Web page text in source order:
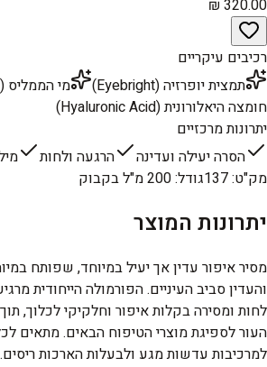
רכיבים עיקריים
תמצית יופרזיה (Eyebright)
מי הממליס (Witch Hazel)
חומצה היאלורונית (Hyaluronic Acid)
יתרונות מרכזיים
הסרה יעילה ועדינה
הרגעה ולחות
מק"ט:
137גודל:200 מ"ל בקבוק
יתרונות המוצר
מסיר איפור עדין אך יעיל במיוחד, שפותח
והעדין סביב העיניים. הפורמולה הייחודית
לחות ומסירה בקלות איפור וחלקיקי לכלוך,
העור לספיגת מוצרי הטיפוח הבאים. מתאים
למרכיבות עדשות מגע ולבעלות הארכות ריסים.